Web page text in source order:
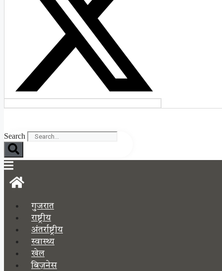
Search
गुजरात
राष्ट्रीय
अंतर्राष्ट्रीय
स्वास्थ्य
खेल
बिज़नेस